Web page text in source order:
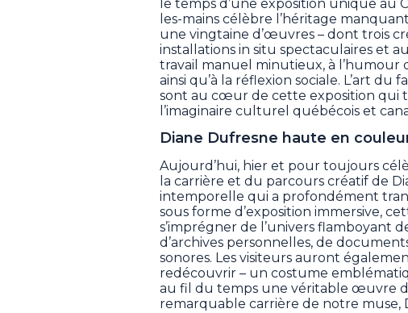
le temps d’une exposition unique au
les-mains célèbre l’héritage
une vingtaine d’œuvres – dont trois
installations in situ spectaculaires et
travail manuel minutieux, à l’humour
ainsi qu’à la réflexion sociale. L’art
sont au cœur de cette exposition qui
l’imaginaire culturel québécois et
Diane Dufresne haute en
Aujourd’hui, hier et pour toujours
la carrière et du parcours créatif de
intemporelle qui a profondément
sous forme d’exposition immersive,
s’imprégner de l’univers flamboyant
d’archives personnelles, de
sonores. Les visiteurs auront
redécouvrir – un costume
au fil du temps une véritable œuvre
remarquable carrière de notre muse,